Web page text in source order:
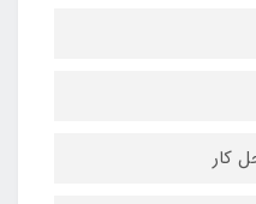
کار